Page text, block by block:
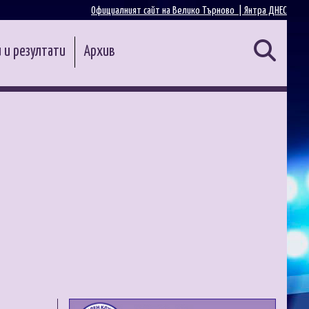
Янтра ДНЕС
Официалният сайт на Велико Търново |
резултати Архив